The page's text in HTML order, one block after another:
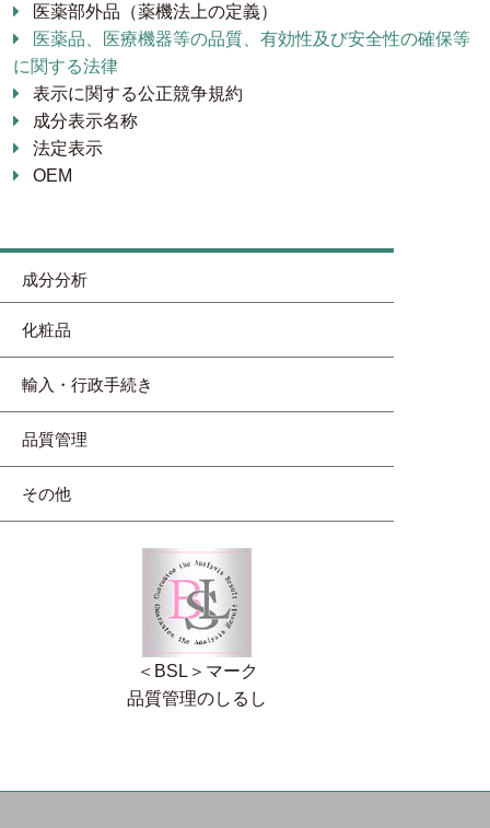
成分分析
化粧品
輸入・行政手続き
品質管理
その他
＜BSL＞マーク
品質管理のしるし
医薬部外品（薬機法上の定義）
医薬品、医療機器等の品質、有効性及び安全性の確保等
に関する法律
表示に関する公正競争規約
成分表示名称
法定表示
OEM